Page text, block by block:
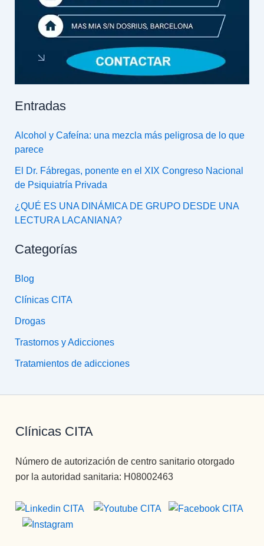
Entradas
Alcohol y Cafeína: una mezcla más peligrosa de lo que
parece
El Dr. Fábregas, ponente en el XIX Congreso Nacional
de Psiquiatría Privada
¿QUÉ ES UNA DINÁMICA DE GRUPO DESDE UNA
LECTURA LACANIANA?
Categorías
Blog
Clínicas CITA
Drogas
Trastornos y Adicciones
Tratamientos de adicciones
Clínicas CITA
Número de autorización de centro sanitario otorgado
por la autoridad sanitaria: H08002463